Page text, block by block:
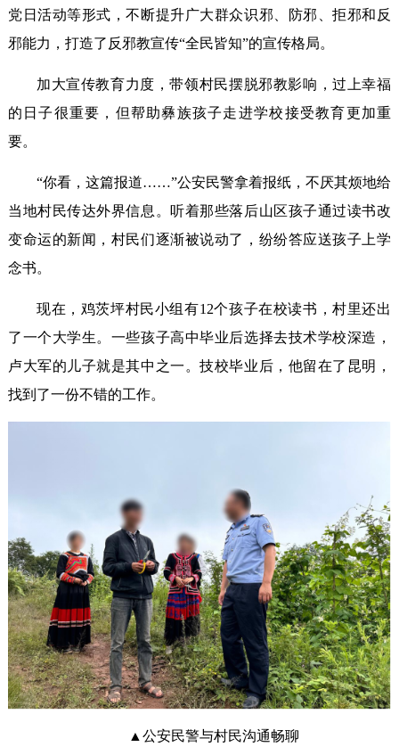
党日活动等形式，不断提升广大群众识邪、防邪、拒邪和反
邪能力，打造了反邪教宣传“全民皆知”的宣传格局。
加大宣传教育力度，带领村民摆脱邪教影响，过上幸福
的日子很重要，但帮助彝族孩子走进学校接受教育更加重
要。
“你看，这篇报道……”公安民警拿着报纸，不厌其烦地给
当地村民传达外界信息。听着那些落后山区孩子通过读书改
变命运的新闻，村民们逐渐被说动了，纷纷答应送孩子上学
念书。
现在，鸡茨坪村民小组有12个孩子在校读书，村里还出
了一个大学生。一些孩子高中毕业后选择去技术学校深造，
卢大军的儿子就是其中之一。技校毕业后，他留在了昆明，
找到了一份不错的工作。
▲公安民警与村民沟通畅聊